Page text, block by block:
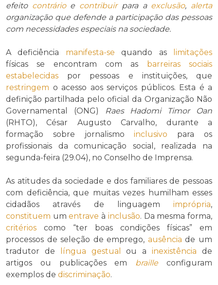
efeito contrárioe contribuirpara a exclusão, alerta
organização que defende a participação das pessoas
com necessidades especiais na sociedade.
A deficiência manifesta-se quando as
limitações
físicas se encontram com as barreiras sociais
estabelecidas por pessoas e instituições, que
restringem o acesso aos serviços públicos. Esta é a
definição partilhada pelo oficial da Organização Não
Governamental (ONG)
Raes Hadomi Timor Oan
(RHTO), César Augusto Carvalho, durante a
formação sobre jornalismoinclusivo para os
profissionais da comunicação social, realizada na
segunda-feira (29.04), no Conselho de Imprensa.
As atitudes da sociedade e dos familiares de pessoas
com deficiência, que muitas vezes humilham esses
cidadãos através de linguagem imprópria,
constituem umentrave à inclusão. Da mesma forma,
critérios como “ter boas condições físicas” em
processos de seleção de emprego, ausência de um
tradutor de
língua gestual ou ainexistência de
artigos ou publicações em braille configuram
exemplos de discriminação.